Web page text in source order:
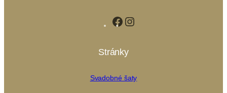
Facebook
Stránky
Svadobné šaty